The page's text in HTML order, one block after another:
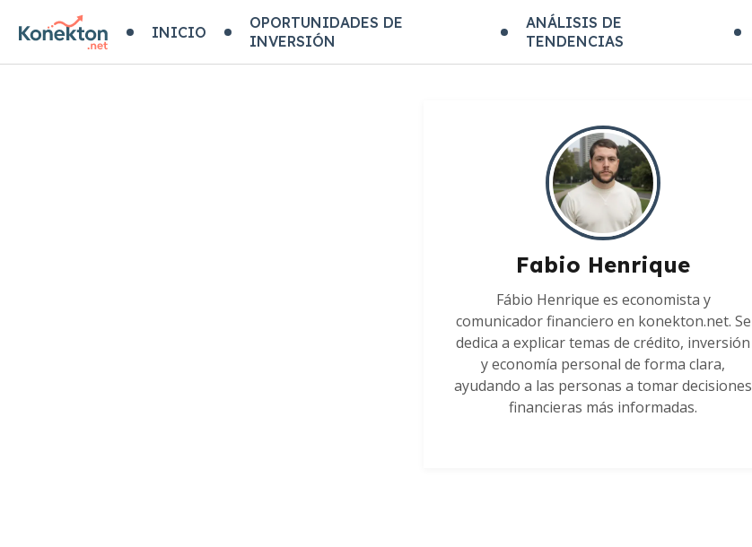
INICIO
OPORTUNIDADES DE
INVERSIÓN
ANÁLISIS DE
TENDENCIAS
Fabio Henrique
Fábio Henrique es economista y
comunicador financiero en konekton.net. Se
dedica a explicar temas de crédito, inversión
y economía personal de forma clara,
ayudando a las personas a tomar decisiones
financieras más informadas.